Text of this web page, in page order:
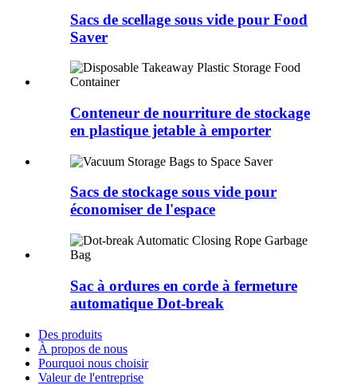
Sacs de scellage sous vide pour Food
Saver
Conteneur de nourriture de stockage
en plastique jetable à emporter
Sacs de stockage sous vide pour
économiser de l'espace
Sac à ordures en corde à fermeture
automatique Dot-break
Des produits
À propos de nous
Pourquoi nous choisir
Valeur de l'entreprise